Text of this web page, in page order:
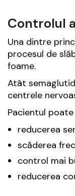
Controlul
Una dintre
procesul de
foame.
Atât
centrele
Pacientul
reducerea
scăderea
control mai
reducerea